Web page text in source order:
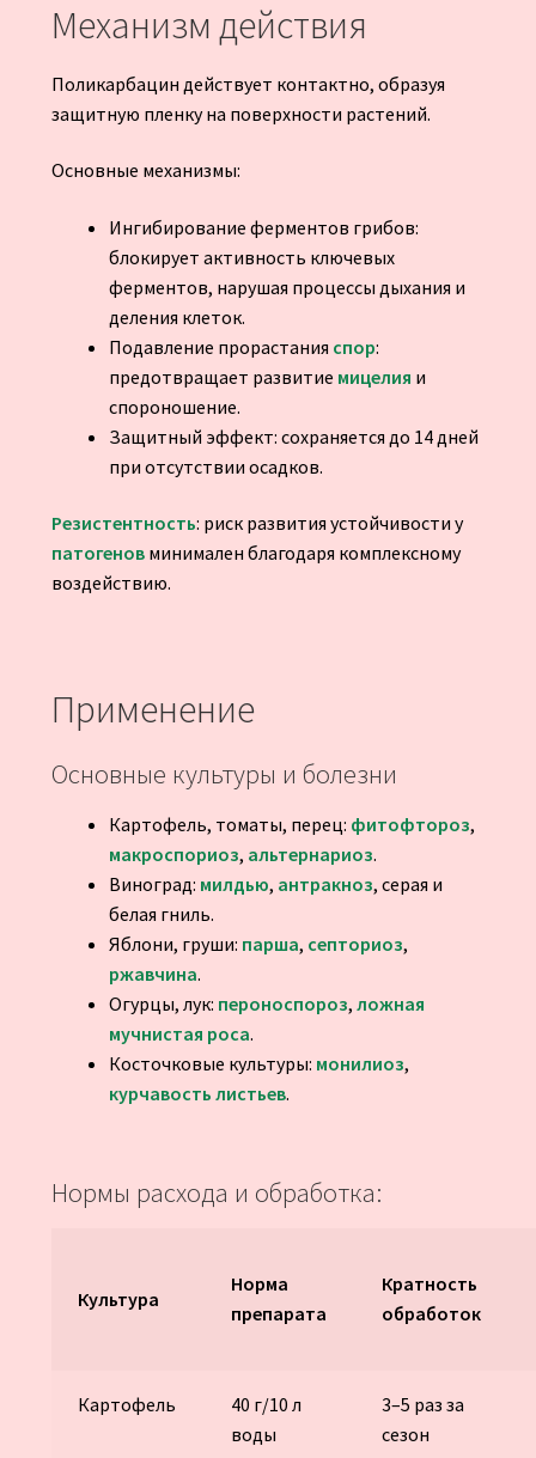
Механизм действия
Поликарбацин действует контактно, образуя
защитную пленку на поверхности растений.
Основные механизмы:
Ингибирование ферментов грибов:
блокирует активность ключевых
ферментов, нарушая процессы дыхания и
деления клеток.
Подавление прорастания спор:
предотвращает развитие мицелия и
спороношение.
Защитный эффект: сохраняется до 14 дней
при отсутствии осадков.
Резистентность: риск развития устойчивости у
патогеновминимален благодаря комплексному
воздействию.
Применение
Основные культуры и болезни
Картофель, томаты, перец: фитофтороз,
макроспориоз, альтернариоз.
Виноград: милдью, антракноз, серая и
белая гниль.
Яблони, груши: парша, септориоз,
ржавчина.
Огурцы, лук: пероноспороз, ложная
мучнистая роса.
Косточковые культуры: монилиоз,
курчавость листьев.
Нормы расхода и обработка:
Культура
Норма
препарата
Кратность
обработок
Картофель
40 г/10 л
воды
3–5 раз за
сезон